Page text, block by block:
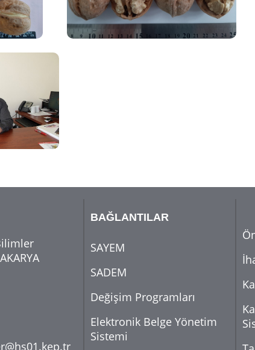
BAĞLANTILAR
SAYEM
SADEM
Değişim Programları
Elektronik Belge Yönetim
Sistemi